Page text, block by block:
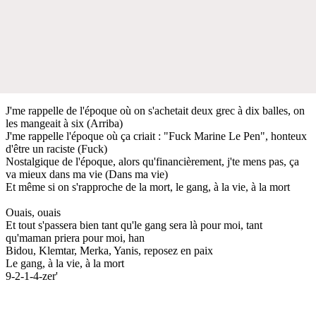
J'me rappelle de l'époque où on s'achetait deux grec à dix balles, on
les mangeait à six (Arriba)
J'me rappelle l'époque où ça criait : "Fuck Marine Le Pen", honteux
d'être un raciste (Fuck)
Nostalgique de l'époque, alors qu'financièrement, j'te mens pas, ça
va mieux dans ma vie (Dans ma vie)
Et même si on s'rapproche de la mort, le gang, à la vie, à la mort
Ouais, ouais
Et tout s'passera bien tant qu'le gang sera là pour moi, tant
qu'maman priera pour moi, han
Bidou, Klemtar, Merka, Yanis, reposez en paix
Le gang, à la vie, à la mort
9-2-1-4-zer'